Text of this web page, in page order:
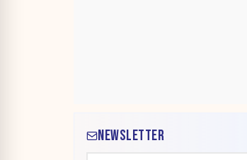
NEWSLETTER